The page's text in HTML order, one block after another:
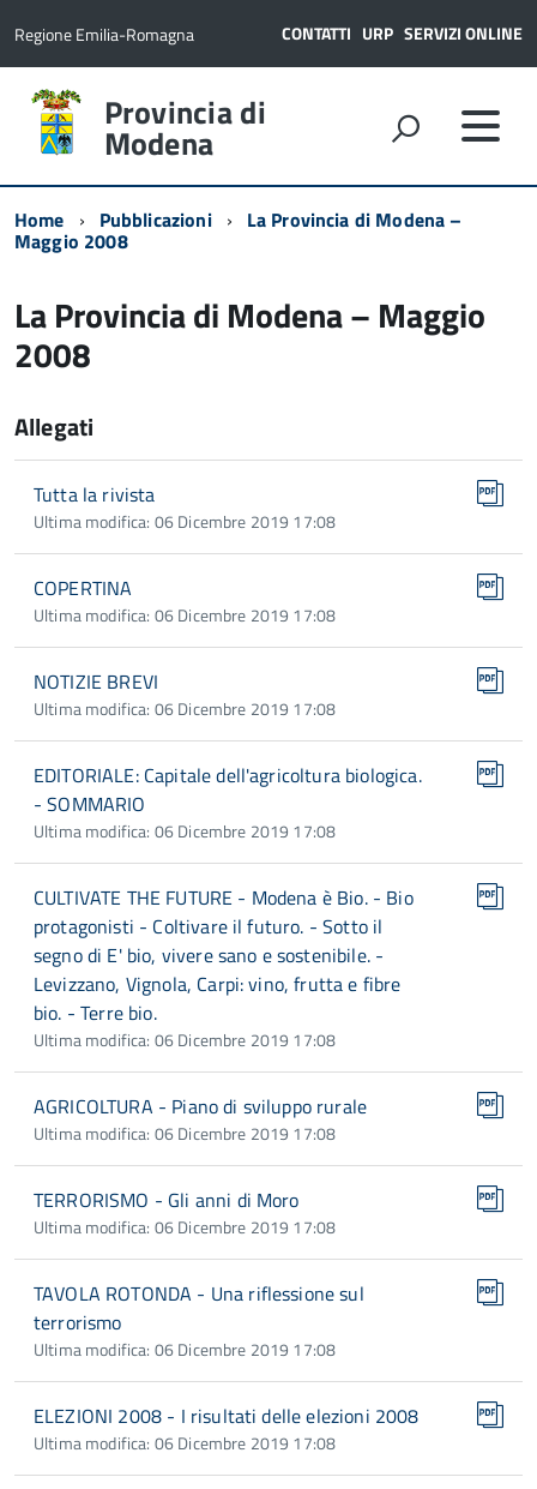
Regione Emilia-Romagna CONTATTI URP SERVIZI ONLINE
Provincia di
Modena
Home Pubblicazioni La Provincia di Modena –
Maggio 2008
La Provincia di Modena – Maggio
2008
Allegati
Tutta la rivista
Ultima modifica: 06 Dicembre 2019 17:08
COPERTINA
Ultima modifica: 06 Dicembre 2019 17:08
NOTIZIE BREVI
Ultima modifica: 06 Dicembre 2019 17:08
EDITORIALE: Capitale dell'agricoltura biologica.
- SOMMARIO
Ultima modifica: 06 Dicembre 2019 17:08
CULTIVATE THE FUTURE - Modena è Bio. - Bio
protagonisti - Coltivare il futuro. - Sotto il
segno di E' bio, vivere sano e sostenibile. -
Levizzano, Vignola, Carpi: vino, frutta e fibre
bio. - Terre bio.
Ultima modifica: 06 Dicembre 2019 17:08
AGRICOLTURA - Piano di sviluppo rurale
Ultima modifica: 06 Dicembre 2019 17:08
TERRORISMO - Gli anni di Moro
Ultima modifica: 06 Dicembre 2019 17:08
TAVOLA ROTONDA - Una riflessione sul
terrorismo
Ultima modifica: 06 Dicembre 2019 17:08
ELEZIONI 2008 - I risultati delle elezioni 2008
Ultima modifica: 06 Dicembre 2019 17:08